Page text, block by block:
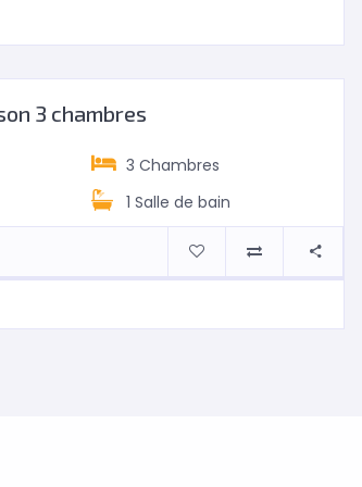
3 chambres
3 Chambres
1 Salle de bain